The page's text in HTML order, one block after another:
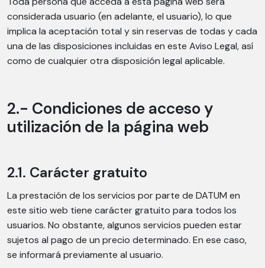
considerada usuario (en adelante, el usuario), lo que
implica la aceptación total y sin reservas de todas y cada
una de las disposiciones incluidas en este Aviso Legal, así
como de cualquier otra disposición legal aplicable.
2.- Condiciones de acceso y
utilización de la página web
2.1. Carácter gratuito
La prestación de los servicios por parte de DATUM en
este sitio web tiene carácter gratuito para todos los
usuarios. No obstante, algunos servicios pueden estar
sujetos al pago de un precio determinado. En ese caso,
se informará previamente al usuario.